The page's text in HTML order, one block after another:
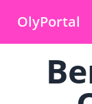
OlyPortal